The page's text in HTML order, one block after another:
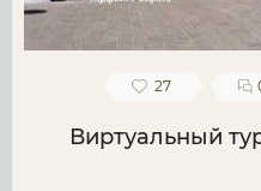
27
Виртуальный